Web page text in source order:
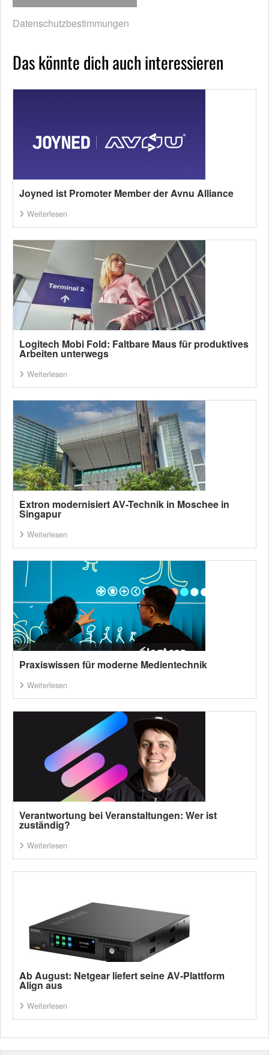
Datenschutzbestimmungen
Das könnte dich auch interessieren
Joyned ist Promoter Member der Avnu Alliance
Weiterlesen
Logitech Mobi Fold: Faltbare Maus für produktives
Arbeiten unterwegs
Weiterlesen
Extron modernisiert AV-Technik in Moschee in
Singapur
Weiterlesen
Praxiswissen für moderne Medientechnik
Weiterlesen
Verantwortung bei Veranstaltungen: Wer ist
zuständig?
Weiterlesen
Ab August: Netgear liefert seine AV-Plattform
Align aus
Weiterlesen